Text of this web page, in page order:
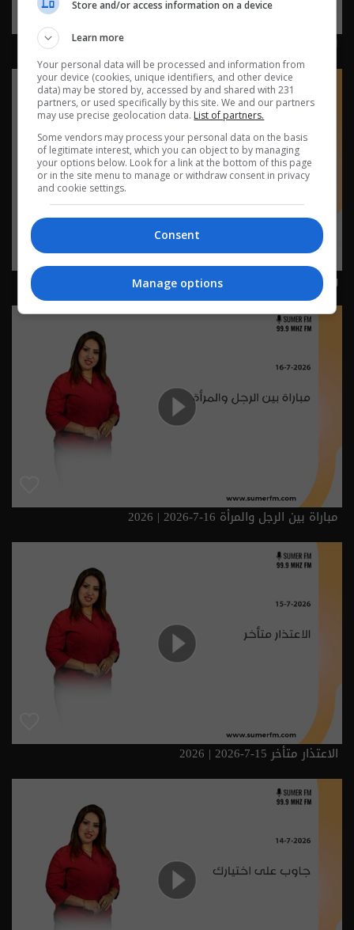
وظيفة غريبة 20-7-2026 | 2026
مباراة بين الرجل والمرأة 16-7-2026 | 2026
الاعتذار متأخر 15-7-2026 | 2026
Store and/or access information on a device
Learn more
Your personal data will be processed and information from
your device (cookies, unique identifiers, and other device
data) may be stored by, accessed by and shared with 231
partners, or used specifically by this site. We and our partners
may use precise geolocation data. List of partners.
Some vendors may process your personal data on the basis
of legitimate interest, which you can object to by managing
your options below. Look for a link at the bottom of this page
or in the site menu to manage or withdraw consent in privacy
and cookie settings.
Consent
Manage options